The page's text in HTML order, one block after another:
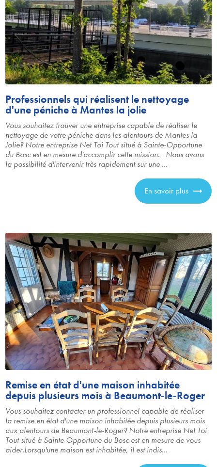
Professionnels qui réalisent le nettoyage
d'une péniche à Mantes la jolie
Vous souhaitez trouver une entreprise capable de réaliser le
nettoyage de votre péniche dans les alentours de Mantes la
Jolie? Notre entreprise Net Toi Tout situé à Sainte-Opportune
du Bosc est en mesure d'accomplir cette mission. Nous avons
la possibilité d'intervenir très rapidement sur une ...
En savoir plus
Remise en état d'une maison inhabitée
depuis plusieurs mois à Beaumont-le-Roger
Vous souhaitez contacter un professionnel capable de réaliser
la remise en état d'une maison inhabitée depuis plusieurs mois
aux alentours de Beaumont-le-Roger? Notre entreprise Net Toi
Tout situé à Sainte Opportune du Bosc est en mesure de vous
aider.Lorsqu'une maison est inhabitée, il est indis...